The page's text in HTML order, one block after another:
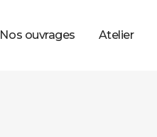
Nos ouvrages Atelier